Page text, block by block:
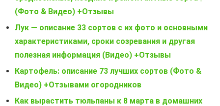
(Фото & Видео) +Отзывы
Лук — описание 33 сортов с их фото и основными
характеристиками, сроки созревания и другая
полезная информация (Видео) +Отзывы
Картофель: описание 73 лучших сортов (Фото &
Видео) +Отзывами огородников
Как вырастить тюльпаны к 8 марта в домашних